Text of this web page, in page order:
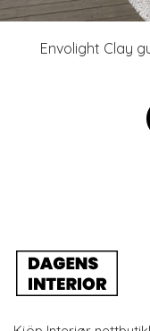
Envolight Clay